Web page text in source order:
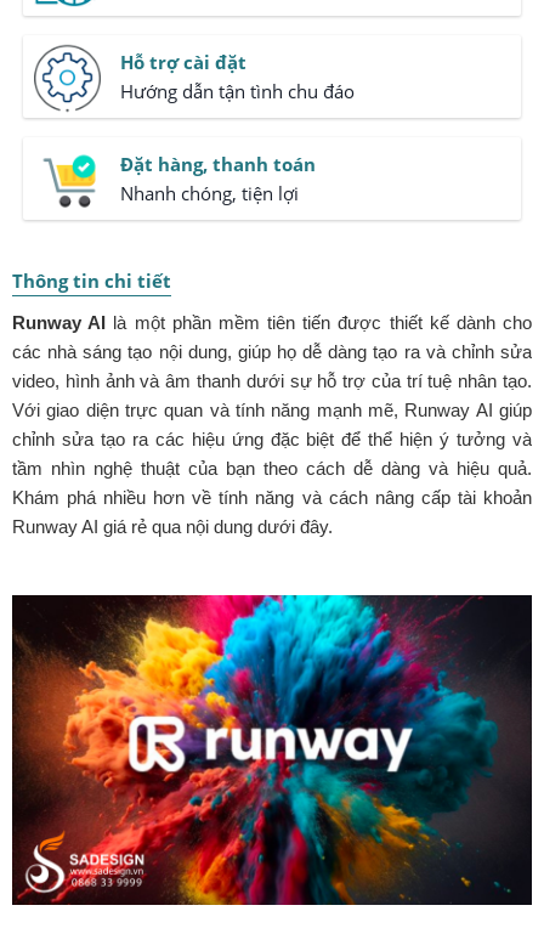
Hỗ trợ cài đặt
Hướng dẫn tận tình chu đáo
Đặt hàng, thanh toán
Nhanh chóng, tiện lợi
Thông tin chi tiết
Runway AI là một phần mềm tiên tiến được thiết kế dành cho
các nhà sáng tạo nội dung, giúp họ dễ dàng tạo ra và chỉnh sửa
video, hình ảnh và âm thanh dưới sự hỗ trợ của trí tuệ nhân tạo.
Với giao diện trực quan và tính năng mạnh mẽ, Runway AI giúp
chỉnh sửa tạo ra các hiệu ứng đặc biệt để thể hiện ý tưởng và
tầm nhìn nghệ thuật của bạn theo cách dễ dàng và hiệu quả.
Khám phá nhiều hơn về tính năng và cách nâng cấp tài khoản
Runway AI giá rẻ qua nội dung dưới đây.